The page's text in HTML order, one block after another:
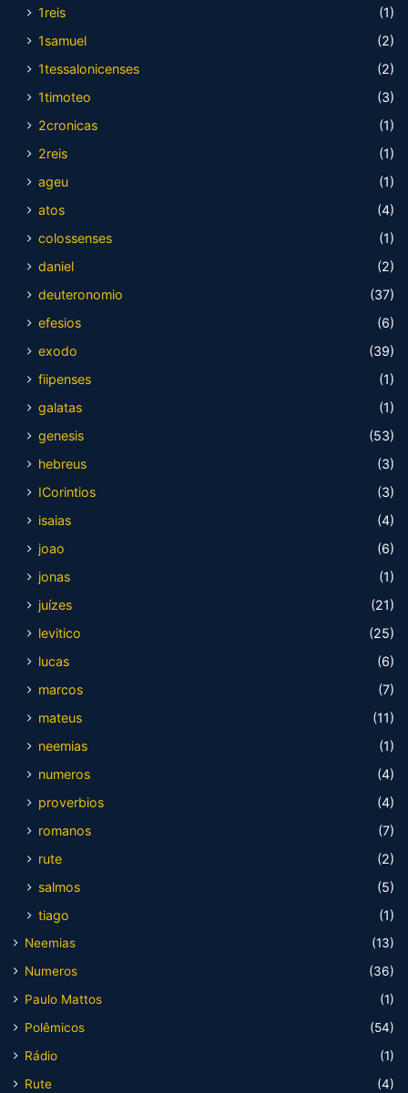
1reis
(1)
1samuel
(2)
1tessalonicenses
(2)
1timoteo
(3)
2cronicas
(1)
2reis
(1)
ageu
(1)
atos
(4)
colossenses
(1)
daniel
(2)
deuteronomio
(37)
efesios
(6)
exodo
(39)
fiipenses
(1)
galatas
(1)
genesis
(53)
hebreus
(3)
ICorintios
(3)
isaias
(4)
joao
(6)
jonas
(1)
juízes
(21)
levitico
(25)
lucas
(6)
marcos
(7)
mateus
(11)
neemias
(1)
numeros
(4)
proverbios
(4)
romanos
(7)
rute
(2)
salmos
(5)
tiago
(1)
Neemias
(13)
Numeros
(36)
Paulo Mattos
(1)
Polêmicos
(54)
Rádio
(1)
Rute
(4)